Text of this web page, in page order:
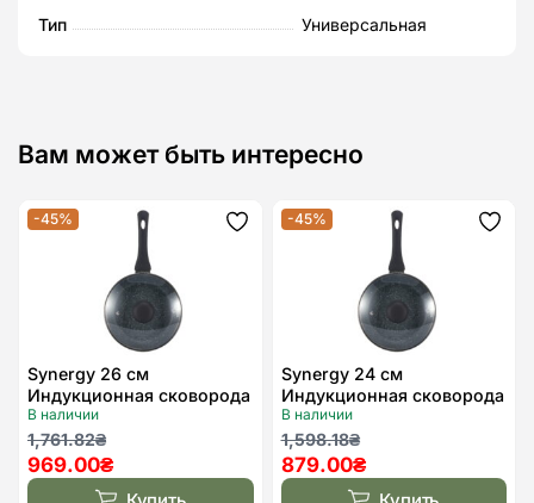
Тип
Универсальная
Вам может быть интересно
-45% Додати
Synergy 26 см
Индукционная сковорода
с крышкой Kohen
В наличии
1,761.82₴
Первоначальная
цена
составляла
969.00₴
Текущая
цена:
969.00₴.
-45%
Synergy 24 см
Индукционная сковорода
с крышкой Kohen
В наличии
1,598.18₴
Первоначальная
цена
составляла
879.00₴
Текущая
цена:
879.00₴.